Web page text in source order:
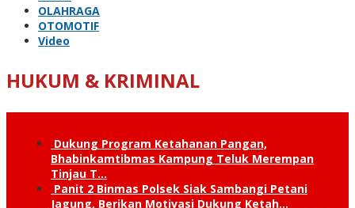
OLAHRAGA
OTOMOTIF
Video
HUKUM & KRIMINAL
Dukung Program Ketahanan Pangan,
Bhabinkamtibmas Kampung Teluk Merempan
Tinjau T…
Panit 2 Binmas Polsek Siak Sambangi Petani
Jagung, Berikan Motivasi Dukung Ketah…